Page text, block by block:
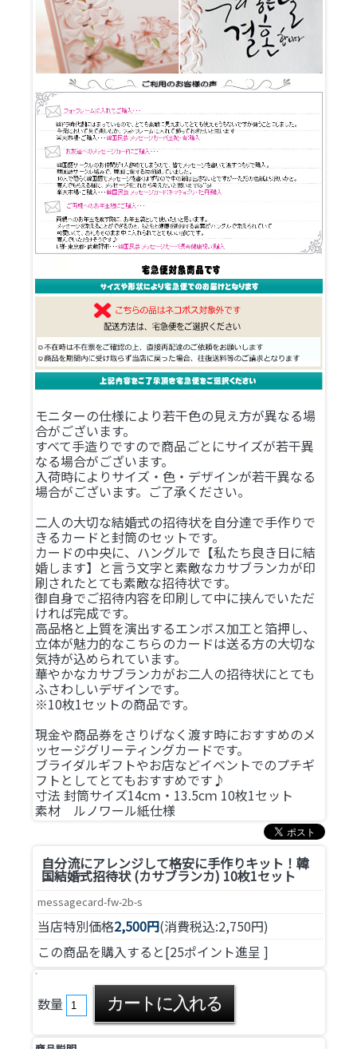
モニターの仕様により若干色の見え方が異なる場
合がございます。
すべて手造りですので商品ごとにサイズが若干異
なる場合がございます。
入荷時によりサイズ・色・デザインが若干異なる
場合がございます。ご了承ください。
二人の大切な結婚式の招待状を自分達で手作りで
きるカードと封筒のセットです。
カードの中央に、ハングルで【私たち良き日に結
婚します】と言う文字と素敵なカサブランカが印
刷されたとても素敵な招待状です。
御自身でご招待内容を印刷して中に挟んでいただ
ければ完成です。
高品格と上質を演出するエンボス加工と箔押し、
立体が魅力的なこちらのカードは送る方の大切な
気持が込められています。
華やかなカサブランカがお二人の招待状にとても
ふさわしいデザインです。
※10枚1セットの商品です。
現金や商品券をさりげなく渡す時におすすめのメ
ッセージグリーティングカードです。
ブライダルギフトやお店などイベントでのプチギ
フトとしてとてもおすすめです♪
寸法 封筒サイズ14cｍ・13.5cｍ 10枚1セット
素材 ルノワール紙仕様
自分流にアレンジして格安に手作りキット！ 韓
国結婚式招待状 (カサブランカ) 10枚1セット
messagecard-fw-2b-s
当店特別価格2,500円(消費税込:2,750円)
この商品を購入すると[25ポイント進呈 ]
数量